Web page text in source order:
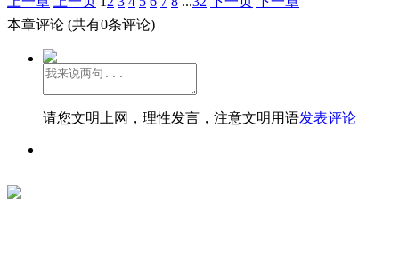
本章评论 (共有0条评论)
请您文明上网，理性发言，注意文明用语发表评论